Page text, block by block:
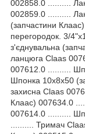
002858.0 ..........
002859.0 ..........
(запчастини
перегородок. 3/
з'єднувальна
ланцюга Claas
007612.0 ..........
Шпонка 10x8x50
захисна Claas
Клаас) 007634.0
007614.0 ..........
.......... Тримач